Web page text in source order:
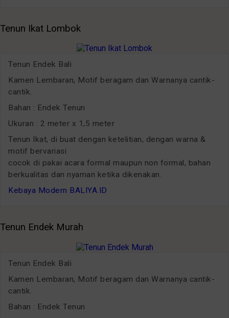
Tenun Ikat Lombok
Tenun Endek Bali
Kamen Lembaran, Motif beragam dan Warnanya cantik-
cantik.
Bahan : Endek Tenun
Ukuran : 2 meter x 1,5 meter
Tenun Ikat, di buat dengan ketelitian, dengan warna &
motif bervariasi
cocok di pakai acara formal maupun non formal, bahan
berkualitas dan nyaman ketika dikenakan.
Kebaya Modern BALIYA.ID
Tenun Endek Murah
Tenun Endek Bali
Kamen Lembaran, Motif beragam dan Warnanya cantik-
cantik.
Bahan : Endek Tenun